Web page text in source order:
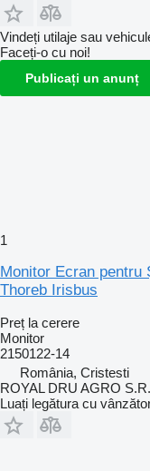
Vindeți utilaje sau
Faceți-o cu noi!
Publicați un anunț
1
Monitor Ecran pentru
Thoreb Irisbus
Preț la cerere
Monitor
2150122-14
România, Cristesti
ROYAL DRU AGRO
Luați legătura cu